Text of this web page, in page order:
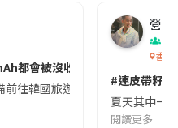
都會被沒收😱出發前切記檢查
前往韓國旅遊的民眾，近期要
營養
香港
#連皮帶籽
夏天其中一
閱讀更多